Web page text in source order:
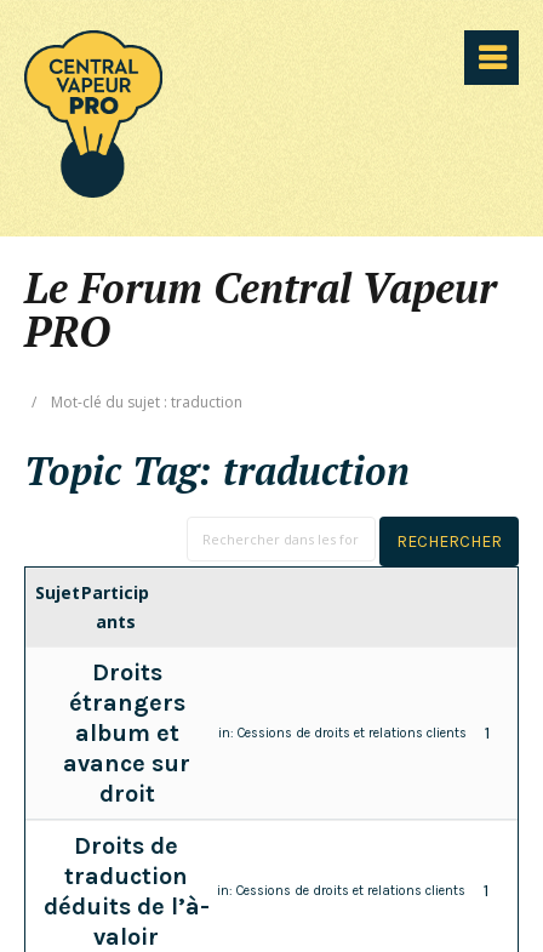
Le Forum Central Vapeur
PRO
/ Mot-clé du sujet : traduction
Topic Tag: traduction
SujetParticip
ants
Droits
étrangers
album et
avance sur
droit
in:Cessions de droits et relations clients 1
Droits de
traduction
déduits de l’à-
valoir
in:Cessions de droits et relations clients 1